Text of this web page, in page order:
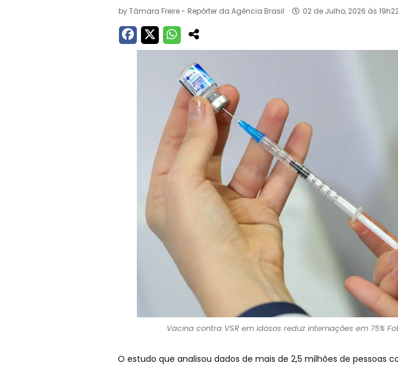
byTâmara Freire - Repórter da Agência Brasil 02 de Julho, 2026 às
Vacina contra VSR em idosos reduz internações em 75%
O estudo que analisou dados de mais de 2,5 milhões de pessoas